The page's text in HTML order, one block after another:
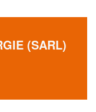
(SARL)